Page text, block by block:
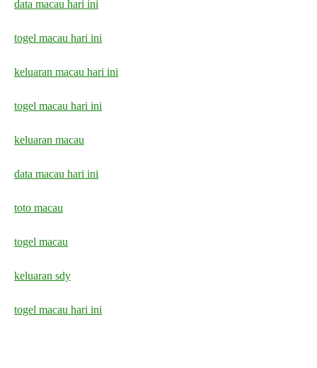
data macau hari ini
togel macau hari ini
keluaran macau hari ini
togel macau hari ini
keluaran macau
data macau hari ini
toto macau
togel macau
keluaran sdy
togel macau hari ini